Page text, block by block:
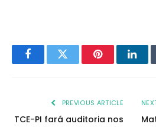
FacebookTwitter Pinterest
PREVIOUS ARTICLE
TCE-PI fará auditoria nos